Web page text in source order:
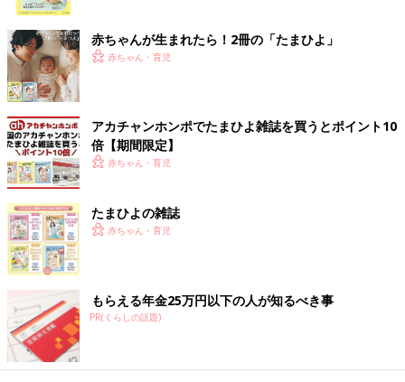
赤ちゃんが生まれたら！2冊の「たまひよ」
赤ちゃん・育児
アカチャンホンポでたまひよ雑誌を買うとポイント10
倍【期間限定】
赤ちゃん・育児
たまひよの雑誌
赤ちゃん・育児
もらえる年金25万円以下の人が知るべき事
PR(くらしの話題)